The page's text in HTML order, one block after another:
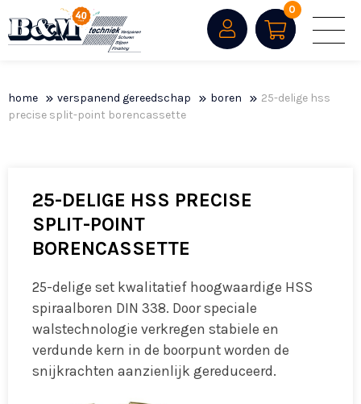
0
home verspanend gereedschap boren
25-delige hss
precise split-point borencassette
25-DELIGE HSS PRECISE
SPLIT-POINT
BORENCASSETTE
25-delige set kwalitatief hoogwaardige HSS
spiraalboren DIN 338. Door speciale
walstechnologie verkregen stabiele en
verdunde kern in de boorpunt worden de
snijkrachten aanzienlijk gereduceerd.